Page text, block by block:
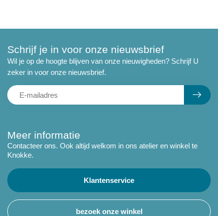
Meer informatie
Contacteer ons. Ook altijd welkom in ons atelier en winkel te
Knokke.
Klantenservice
bezoek onze winkel
Schrijf je in voor onze nieuwsbrief
Wil je op de hoogte blijven van onze nieuwigheden? Schrijf U
zeker in voor onze nieuwsbrief.